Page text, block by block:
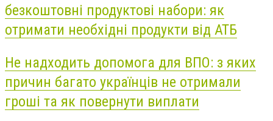
безкоштовні продуктові набори: як
отримати необхідні продукти від АТБ
Не надходить допомога для ВПО: з яких
причин багато українців не отримали
гроші та як повернути виплати